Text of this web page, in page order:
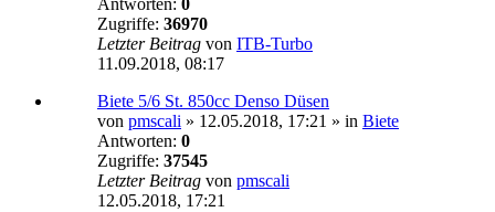
Antworten: 0
Zugriffe: 36970
Letzter Beitrag von ITB-Turbo
11.09.2018, 08:17
Biete 5/6 St. 850cc Denso Düsen
von pmscali » 12.05.2018, 17:21 » in Biete
Antworten: 0
Zugriffe: 37545
Letzter Beitrag von pmscali
12.05.2018, 17:21